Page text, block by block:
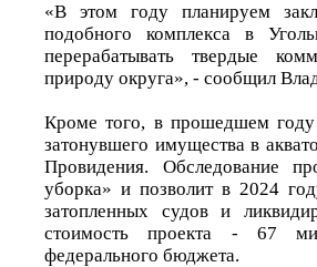
«В этом году планируем
подобного комплекса в
перерабатывать твердые
природу округа», - сообщил
Кроме того, в прошедшем году
затонувшего имущества в
Провидения. Обследование
уборка» и позволит в 2024
затопленных судов и
стоимость проекта - 67
федерального бюджета.